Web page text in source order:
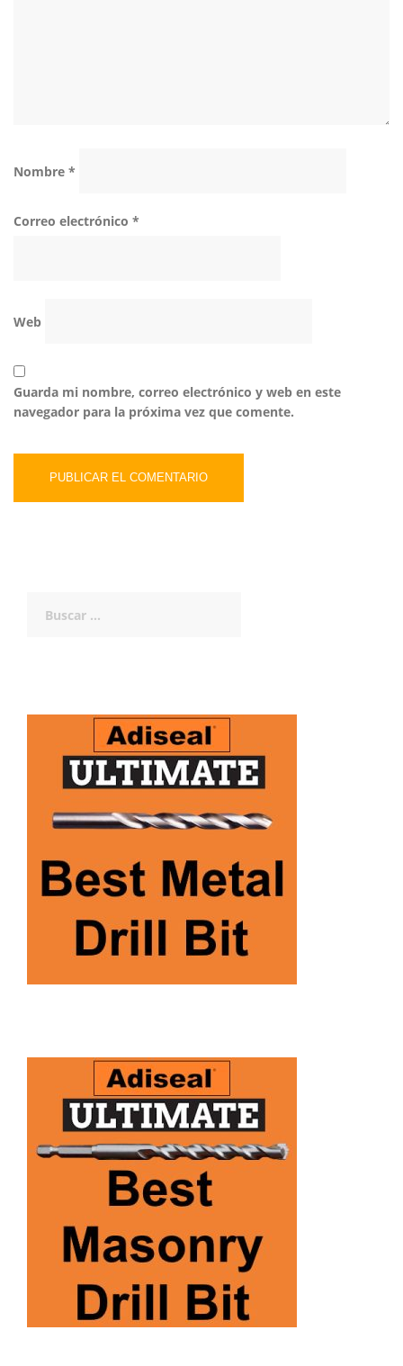
Nombre *
Correo electrónico *
Web
Guarda mi nombre, correo electrónico y web en este
navegador para la próxima vez que comente.